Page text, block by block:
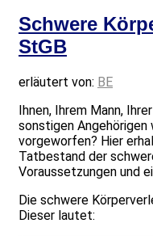
Schwere
StGB
erläutert von: BE
Ihnen, Ihrem Mann,
sonstigen
vorgeworfen? Hier
Tatbestand der
Voraussetzungen und
Die schwere
Dieser lautet: